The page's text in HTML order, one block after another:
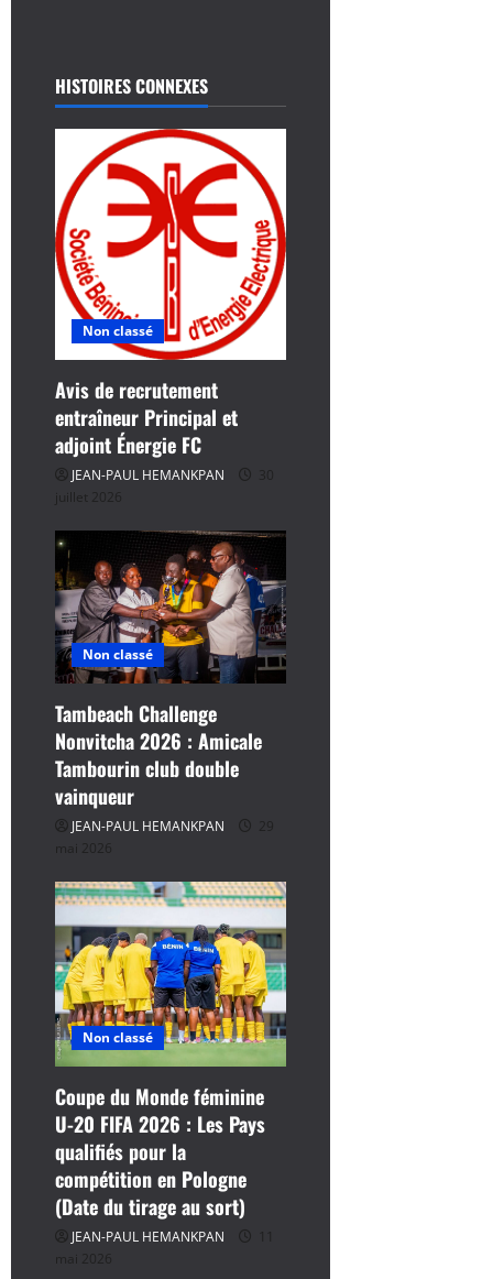
i
o
d
’
a
t
i
c
l
e
HISTOIRES CONNEXES
Non classé
Avis de recrutement
entraîneur Principal et
adjoint Énergie FC
JEAN-PAUL HEMANKPAN
30
juillet 2026
Non classé
Tambeach Challenge
Nonvitcha 2026 : Amicale
Tambourin club double
vainqueur
JEAN-PAUL HEMANKPAN
29
mai 2026
Non classé
Coupe du Monde féminine
U-20 FIFA 2026 : Les Pays
qualifiés pour la
compétition en Pologne
(Date du tirage au sort)
JEAN-PAUL HEMANKPAN
11
mai 2026